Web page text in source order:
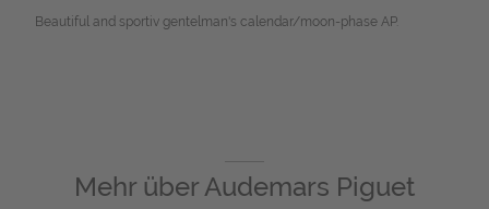
Beautiful and sportiv gentelman's calendar/moon-phase AP.
Mehr überAudemars Piguet